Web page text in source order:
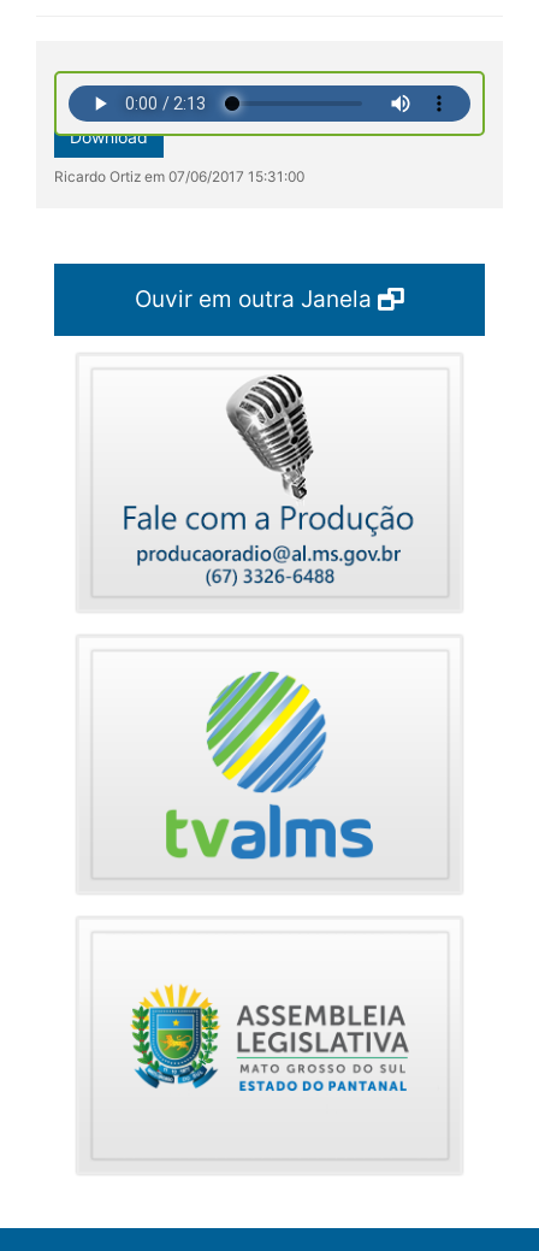
Download
Ricardo Ortiz em 07/06/2017 15:31:00
Ouvir em outra Janela